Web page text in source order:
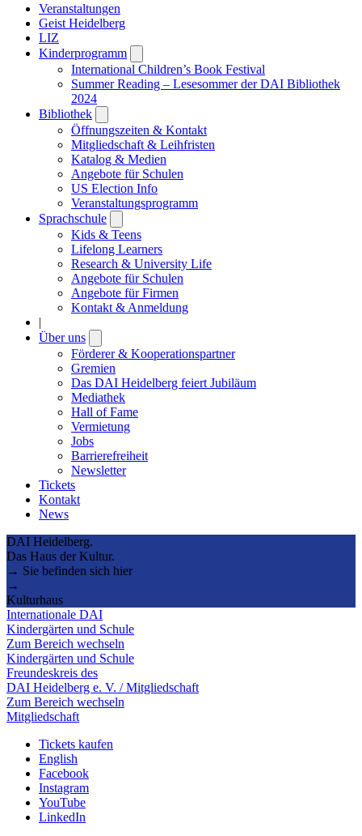
Veranstaltungen
Geist Heidelberg
LIZ
Kinderprogramm
submenu
International Children’s Book Festival
Summer Reading – Lesesommer der DAI Bibliothek
2024
Bibliothek
submenu
Öffnungszeiten & Kontakt
Mitgliedschaft & Leihfristen
Katalog & Medien
Angebote für Schulen
US Election Info
Veranstaltungsprogramm
Sprachschule
submenu
Kids & Teens
Lifelong Learners
Research & University Life
Angebote für Schulen
Angebote für Firmen
Kontakt & Anmeldung
|
Über uns
submenu
Förderer & Kooperationspartner
Gremien
Das DAI Heidelberg feiert Jubiläum
Mediathek
Hall of Fame
Vermietung
Jobs
Barrierefreiheit
Newsletter
Tickets
Kontakt
News
DAI Heidelberg.
Das Haus der Kultur.
→ Sie befinden sich hier
→
Kulturhaus
Internationale DAI
Kindergärten und Schule
Zum Bereich wechseln
Kindergärten und Schule
Freundeskreis des
DAI Heidelberg e. V. / Mitgliedschaft
Zum Bereich wechseln
Mitgliedschaft
Tickets kaufen
English
Facebook
Instagram
YouTube
LinkedIn